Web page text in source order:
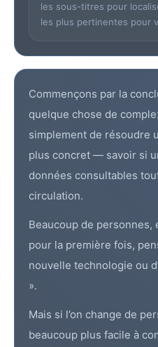
les sous-titres pour
les plus pertinentes pour
Commençons par la
quelque chose de
simplement de résoudre
plus concret — savoir si
données consultables
circulation.
Beaucoup de personnes,
pour la première fois,
nouvelle technologie ou
».
Mais si l’on change de
beaucoup plus facile à